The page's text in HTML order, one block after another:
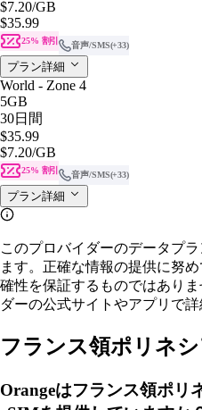
$7.20/GB
$35.99
25% 割引 音声/SMS(+33)
プラン詳細
World - Zone 4
5GB
30日間
$35.99
$7.20/GB
25% 割引 音声/SMS(+33)
プラン詳細
このプロバイダーのデータプ
ます。正確な情報の提供に努
確性を保証するものではあり
ダーの公式サイトやアプリで詳
フランス領ポリネ
Orangeはフランス領ポリ